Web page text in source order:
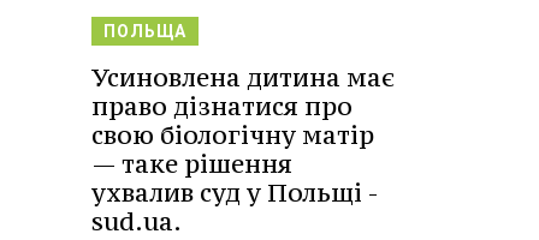
ПОЛЬЩА
Усиновлена дитина має
право дізнатися про
свою біологічну матір
— таке рішення
ухвалив суд у Польщі -
sud.ua.